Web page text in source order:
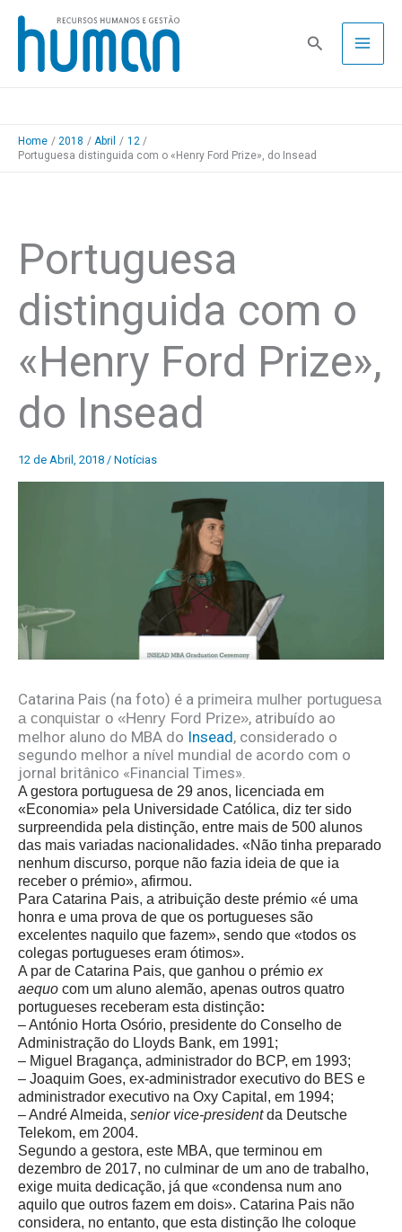
Skip
content
Pesquisa
Home 2018 Abril
12
Portuguesa distinguida com o «Henry Ford Prize», do Insead
Portuguesa
distinguida com o
«Henry Ford Prize»,
do Insead
12 de Abril, 2018 / Notícias
Catarina Pais (na foto) é a primeira mulher portuguesa
a conquistar o «Henry Ford Prize», atribuído ao
melhor aluno do MBA do Insead, considerado o
segundo melhor a nível mundial de acordo com o
jornal britânico «Financial Times».
A gestora portuguesa de 29 anos, licenciada em
«Economia» pela Universidade Católica, diz ter sido
surpreendida pela distinção, entre mais de 500 alunos
das mais variadas nacionalidades. «Não tinha preparado
nenhum discurso, porque não fazia ideia de que ia
receber o prémio», afirmou.
Para Catarina Pais, a atribuição deste prémio «é uma
honra e uma prova de que os portugueses são
excelentes naquilo que fazem», sendo que «todos os
colegas portugueses eram ótimos».
A par de Catarina Pais, que ganhou o prémio ex
aequo com um aluno alemão, apenas outros quatro
portugueses receberam esta distinção:
– António Horta Osório, presidente do Conselho de
Administração do Lloyds Bank, em 1991;
– Miguel Bragança, administrador do BCP, em 1993;
– Joaquim Goes, ex-administrador executivo do BES e
administrador executivo na Oxy Capital, em 1994;
– André Almeida, senior vice-presidentda Deutsche
Telekom, em 2004.
Segundo a gestora, este MBA, que terminou em
dezembro de 2017, no culminar de um ano de trabalho,
exige muita dedicação, já que «condensa num ano
aquilo que outros fazem em dois». Catarina Pais não
considera, no entanto, que esta distinção lhe coloque